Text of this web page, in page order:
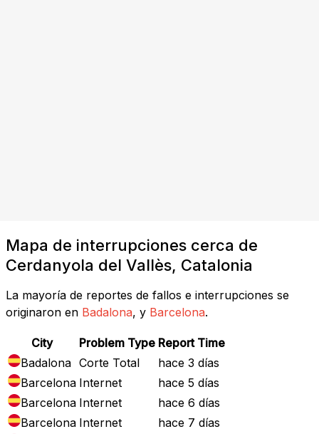
Mapa de interrupciones cerca de
Cerdanyola del Vallès, Catalonia
La mayoría de reportes de fallos e interrupciones se
originaron en Badalona, y Barcelona.
City Problem Type Report Time
Badalona Corte Total
hace 3 días
Barcelona Internet
hace 5 días
Barcelona Internet
hace 6 días
Barcelona Internet
hace 7 días